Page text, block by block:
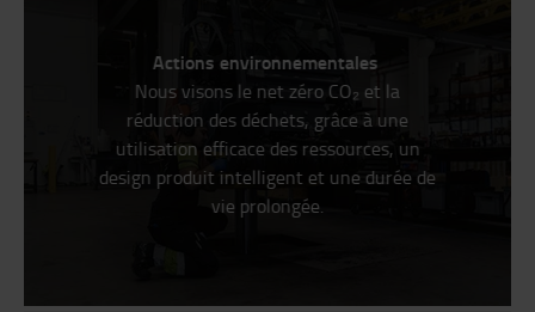
Actions environnementales
Nous visons le net zéro CO₂ et la
réduction des déchets, grâce à une
utilisation efficace des ressources, un
design produit intelligent et une durée de
vie prolongée.